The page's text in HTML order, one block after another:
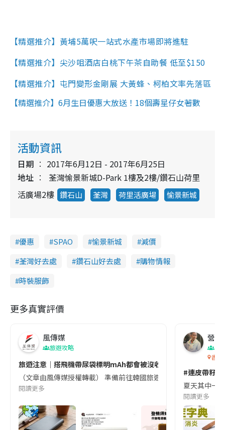
【精選推介】黃埔5萬呎一站式水產市場即將進駐
【精選推介】尖沙咀酒店白桃下午茶自助餐 低至$150
【精選推介】屯門變形金剛展 大黃蜂、柯柏文率先落區
【精選推介】6月生日優惠大放送！18個壽星仔女著數
活動資訊
日期
2017年6月12日 - 2017年6月25日
地址
荃灣愉景新城D-Park 1樓及2樓/鑽石山荷里
活廣場2樓 鑽石山 荃灣 荷里活廣場 愉景新城
優惠 SPAO 愉景新城
減價
荃灣好去處
鑽石山好去處
購物情報
時裝服飾
更多真實評價
風傳媒
旅遊攻略
旅遊注意｜搭飛機帶尿袋標明mAh都會被沒收😱出發前切記檢查
（文章由風傳媒授權轉載） 準備前往韓國旅遊的民眾，近期要
閱讀更多
營養
香港
#連皮帶籽
夏天其中一
閱讀更多